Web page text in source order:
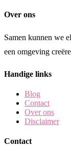
Over ons
Samen kunnen we
een omgeving
Handige links
Blog
Contact
Over ons
Disclaimer
Contact